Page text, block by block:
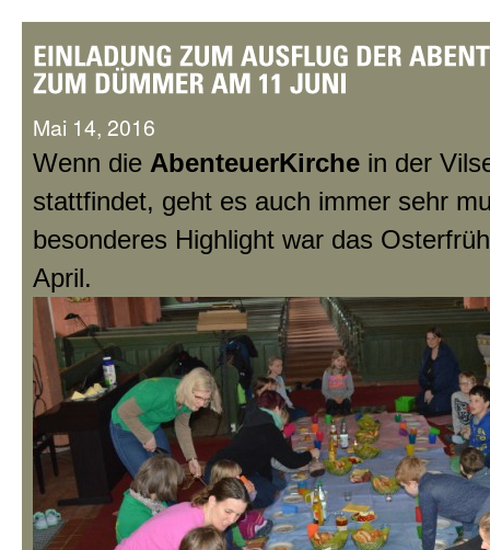
Mai 14, 2016
Wenn die AbenteuerKirche in der
stattfindet, geht es auch immer sehr
besonderes Highlight war das
April.